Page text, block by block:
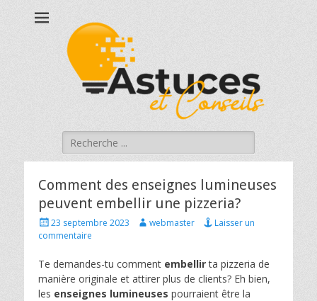
Astuces et conseils qui touchent à votre quotidien !
Rechercher :
Comment des enseignes lumineuses
peuvent embellir une pizzeria?
Posted
on
23 septembre 2023 Author
webmaster
Laisser un
commentaire
Te demandes-tu comment embellirta pizzeria de
manière originale et attirer plus de clients? Eh bien,
les enseignes lumineuses pourraient être la